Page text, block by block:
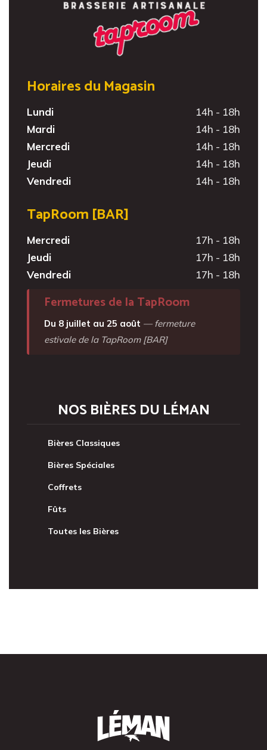
Horaires du Magasin
Lundi
14h - 18h
Mardi
14h - 18h
Mercredi
14h - 18h
Jeudi
14h - 18h
Vendredi
14h - 18h
TapRoom [BAR]
Mercredi
17h - 18h
Jeudi
17h - 18h
Vendredi
17h - 18h
Fermetures de la TapRoom
Du 8 juillet au 25 août — fermeture
estivale de la TapRoom [BAR]
NOS BIÈRES DU LÉMAN
Bières Classiques
Bières Spéciales
Coffrets
Fûts
Toutes les Bières